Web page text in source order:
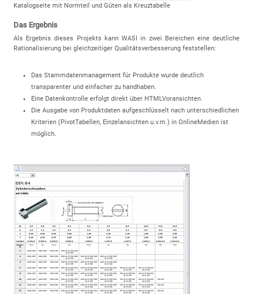
Katalogseite mit Normteil und Güten als Kreuztabelle
Das Ergebnis
Als Ergebnis dieses Projekts kann WASI in zwei Bereichen eine deutliche
Rationalisierung bei gleichzeitiger Qualitätsverbesserung feststellen:
Das Stammdatenmanagement für Produkte wurde deutlich
transparenter und einfacher zu handhaben.
Eine Datenkontrolle erfolgt direkt über HTMLVoransichten.
Die Ausgabe von Produktdaten aufgeschlüsselt nach unterschiedlichen
Kriterien (PivotTabellen, Einzelansichten u.v.m.) in OnlineMedien ist
möglich.